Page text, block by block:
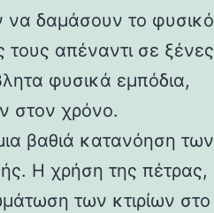
να δαμάσουν το φυσικό
τους απέναντι σε ξένες
φυσικά εμπόδια,
στον χρόνο.
βαθιά κατανόηση των
Η χρήση της πέτρας,
των κτιρίων στο